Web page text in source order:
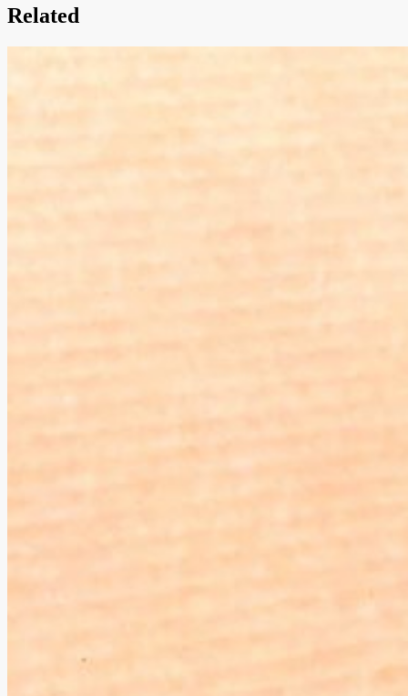
Related